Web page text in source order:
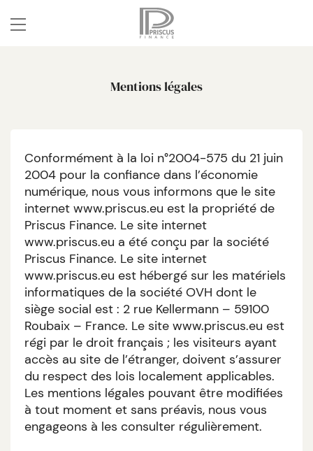
Mentions légales
Conformément à la loi n°2004-575 du 21 juin
2004 pour la confiance dans l’économie
numérique, nous vous informons que le site
internet www.priscus.eu est la propriété de
Priscus Finance. Le site internet
www.priscus.eu a été conçu par la société
Priscus Finance. Le site internet
www.priscus.eu est hébergé sur les matériels
informatiques de la société OVH dont le
siège social est : 2 rue Kellermann – 59100
Roubaix – France. Le site www.priscus.eu est
régi par le droit français ; les visiteurs ayant
accès au site de l’étranger, doivent s’assurer
du respect des lois localement applicables.
Les mentions légales pouvant être modifiées
à tout moment et sans préavis, nous vous
engageons à les consulter régulièrement.